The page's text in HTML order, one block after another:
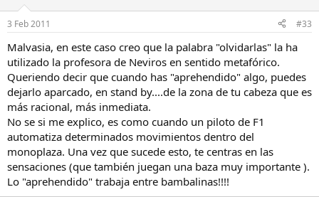
3 Feb 2011 #33
Malvasia, en este caso creo que la palabra "olvidarlas" la ha
utilizado la profesora de Neviros en sentido metafórico.
Queriendo decir que cuando has "aprehendido" algo, puedes
dejarlo aparcado, en stand by....de la zona de tu cabeza que es
más racional, más inmediata.
No se si me explico, es como cuando un piloto de F1
automatiza determinados movimientos dentro del
monoplaza. Una vez que sucede esto, te centras en las
sensaciones (que también juegan una baza muy importante ).
Lo "aprehendido" trabaja entre bambalinas!!!!